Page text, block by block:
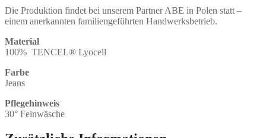
Die Produktion findet bei unserem Partner ABE in Polen statt –
einem anerkannten familiengeführten Handwerksbetrieb.
Material
100% TENCEL® Lyocell
Farbe
Jeans
Pflegehinweis
30° Feinwäsche